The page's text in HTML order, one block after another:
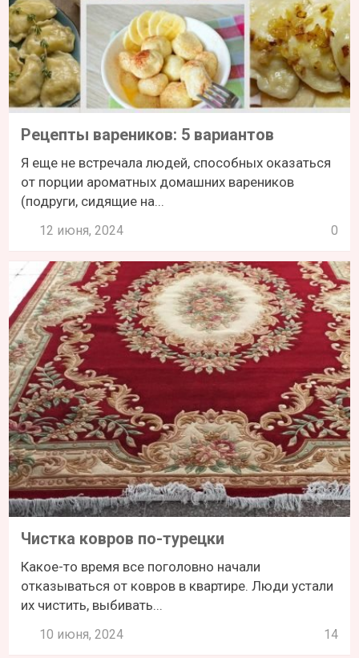
Рецепты вареников: 5 вариантов
Я еще не встречала людей, способных оказаться
от порции ароматных домашних вареников
(подруги, сидящие на...
12 июня, 2024 0
Чистка ковров по-турецки
Какое-то время все поголовно начали
отказываться от ковров в квартире. Люди устали
их чистить, выбивать...
10 июня, 2024 14